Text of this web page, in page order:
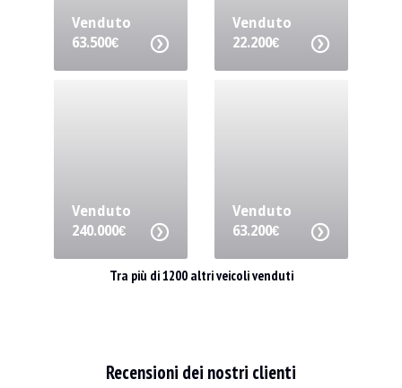
Venduto
63.500€
Venduto
22.200€
Venduto
240.000€
Venduto
63.200€
Tra più di 1200 altri veicoli venduti
Recensioni dei nostri clienti